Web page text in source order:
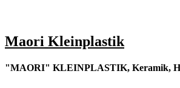
Maori Kleinplastik
"MAORI" KLEINPLASTIK, Keramik,